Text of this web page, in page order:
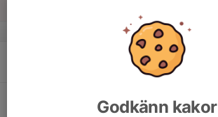
v.16
Godkänn kakor